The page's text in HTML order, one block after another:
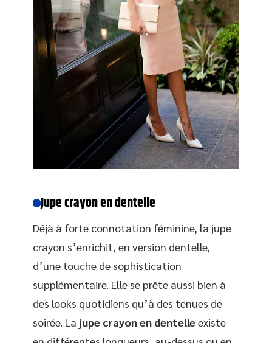
Jupe crayon en dentelle
Déjà à forte connotation féminine, la jupe
crayon s’enrichit, en version dentelle,
d’une touche de sophistication
supplémentaire. Elle se prête aussi bien à
des looks quotidiens qu’à des tenues de
soirée. La jupe crayon en dentelleexiste